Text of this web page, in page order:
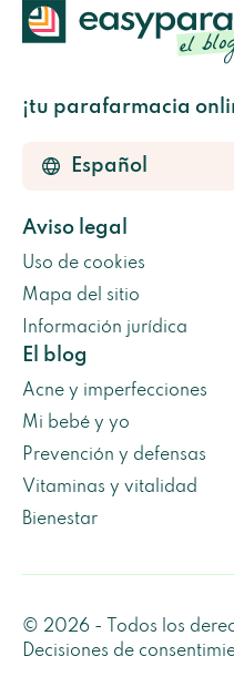
¡tu parafarmacia
Aviso legal
Uso de cookies
Mapa del sitio
Información jurídica
El blog
Acne y imperfecciones
Mi bebé y yo
Prevención y defensas
Vitaminas y vitalidad
Bienestar
© 2026 - Todos los
Decisiones de